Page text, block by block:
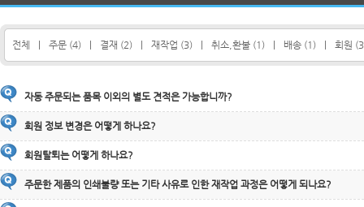
전체 주문 (4) 결재 (2) 재작업 (3) 취소,환불 (1) 배송 (1) 회원
자동 주문되는 품목 이외의 별도 견적은 가능합니까?
회원 정보 변경은 어떻게 하나요?
회원탈퇴는 어떻게 하나요?
주문한 제품의 인쇄불량 또는 기타 사유로 인한 재작업 과정은 어떻게 되나요?